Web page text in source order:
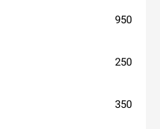
950
250
350